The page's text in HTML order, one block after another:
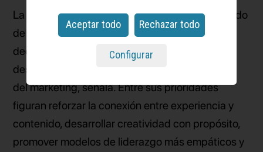
La incorporación de Barbosa llega tras un periodo
de reflexión profesional en el que la directiva
decidió apostar por un proyecto independiente
desde el que impulsar una visión más integrada
del marketing, señala. Entre sus prioridades
figuran reforzar la conexión entre experiencia y
contenido, desarrollar creatividad con propósito,
promover modelos de liderazgo más empáticos y
Aceptar todo Rechazar todo
Configurar